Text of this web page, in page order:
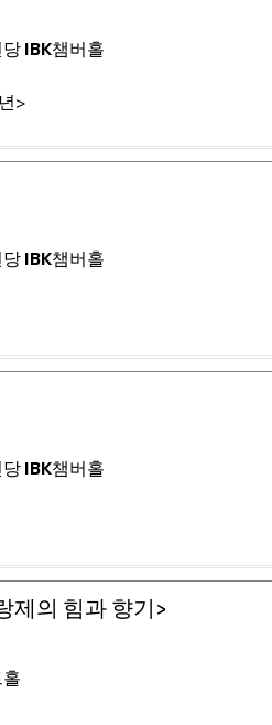
IBK챔버홀
>
IBK챔버홀
IBK챔버홀
제의 힘과 향기>